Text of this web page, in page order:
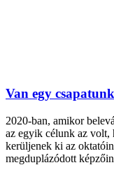
Van egy
2020-ban, amikor
az egyik célunk az volt,
kerüljenek ki az
megduplázódott